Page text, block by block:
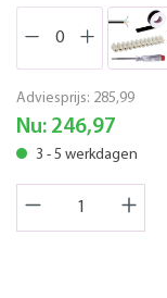
Adviesprijs: 285,99
Nu: 246,97
3 - 5 werkdagen